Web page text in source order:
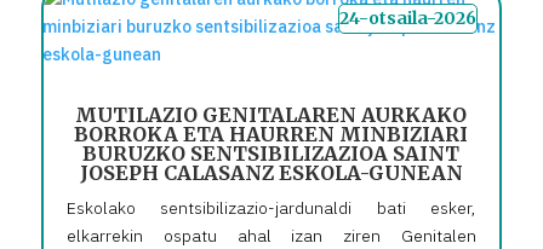
MUTILAZIO GENITALAREN AURKAKO
BORROKA ETA HAURREN MINBIZIARI
BURUZKO SENTSIBILIZAZIOA SAINT
JOSEPH CALASANZ ESKOLA-GUNEAN
24-otsaila-2026
Eskolako sentsibilizazio-jardunaldi bati esker,
elkarrekin ospatu ahal izan ziren Genitalen